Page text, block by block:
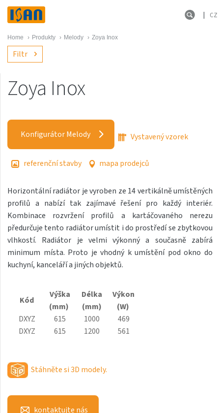
CZ
Home › Produkty › Melody › Zoya Inox
Filtr
Melody
Akros s háčky
Akros One
Akros Uni
Antika Double
Antika Double Horizontal
Antika Light
Aruba
Aruba Double
Arte
Atria
Axis
Calypso
Zoya Inox
Konfigurátor Melody Vystavený vzorek
referenční stavby mapa prodejců
Horizontální radiátor je vyroben ze 14 vertikálně umístěných
profilů a nabízí tak zajímavé řešení pro každý interiér.
Kombinace rozvržení profilů a kartáčovaného nerezu
předurčuje tento radiátor umístit i do prostředí se zbytkovou
vlhkostí. Radiátor je velmi výkonný a současně zabírá
minimum místa. Proto je vhodný k umístění pod okno do
kuchyní, kanceláří a jiných objektů.
Kód
Výška
(mm)
Délka
(mm)
Výkon
(W)
DXYZ
615 1000
469
DXYZ
615 1200 561
Stáhněte si 3D modely.
kontaktujte nás